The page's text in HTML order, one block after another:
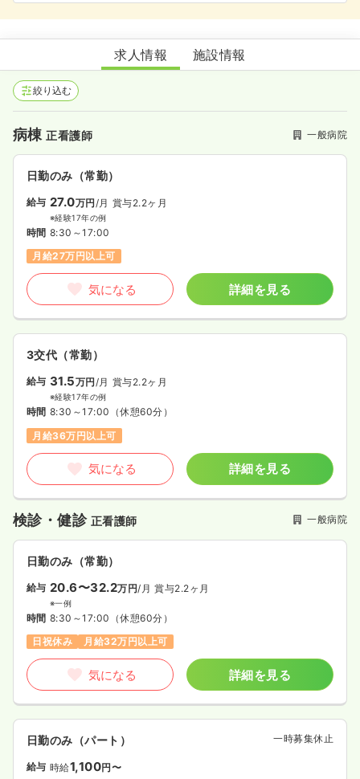
医療生協わたり病院
求人情報 施設情報
絞り込む
病棟正看護師 一般病院
日勤のみ（常勤）
給与 27.0万円/月 賞与2.2ヶ月
※経験17年の例
時間 8:30～17:00
月給27万円以上可
気になる 詳細を見る
3交代（常勤）
給与 31.5万円/月 賞与2.2ヶ月
※経験17年の例
時間 8:30～17:00 （休憩60分）
月給36万円以上可
気になる 詳細を見る
検診・健診 正看護師 一般病院
日勤のみ（常勤）
給与 20.6〜32.2万円/月 賞与2.2ヶ月
※一例
時間 8:30～17:00 （休憩60分）
日祝休み
月給32万円以上可
気になる 詳細を見る
日勤のみ（パート） 一時募集休止
給与 時給1,100円〜